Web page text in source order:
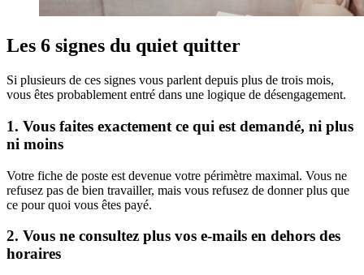
Les 6 signes du quiet quitter
Si plusieurs de ces signes vous parlent depuis plus de trois mois,
vous êtes probablement entré dans une logique de désengagement.
1. Vous faites exactement ce qui est demandé, ni plus
ni moins
Votre fiche de poste est devenue votre périmètre maximal. Vous ne
refusez pas de bien travailler, mais vous refusez de donner plus que
ce pour quoi vous êtes payé.
2. Vous ne consultez plus vos e-mails en dehors des
horaires